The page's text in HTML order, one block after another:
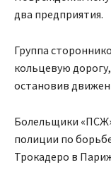
два предприятия.
Группа
кольцевую
остановив
Болельщики
полиции по
Трокадеро в